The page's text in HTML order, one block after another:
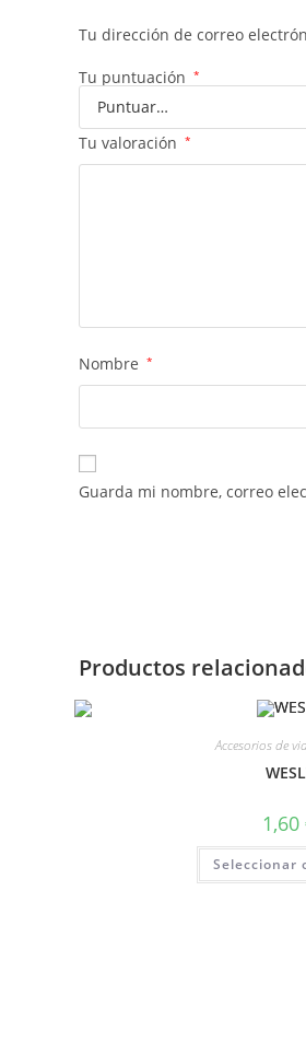
Tu dirección de correo
Tu puntuación *
Tu valoración *
Nombre *
Guarda mi nombre, correo
Productos
Accesorios de
1,60
Seleccionar